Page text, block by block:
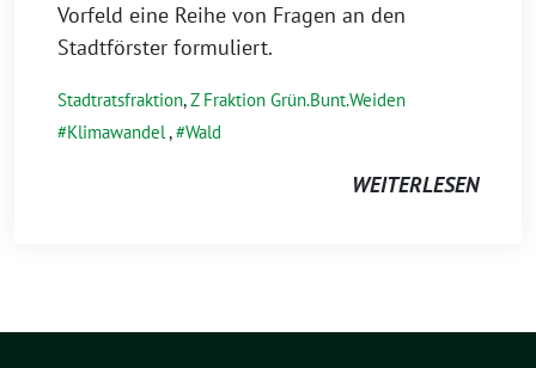
Vorfeld eine Reihe von Fragen an den
Stadtförster formuliert.
Stadtratsfraktion,Z Fraktion Grün.Bunt.Weiden
Klimawandel, Wald
WEITERLESEN